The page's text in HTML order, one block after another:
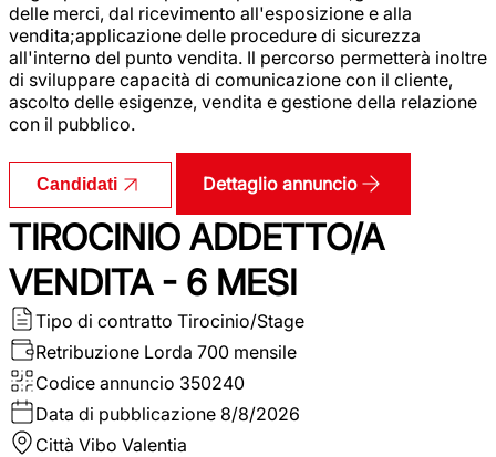
delle merci, dal ricevimento all'esposizione e alla
vendita;applicazione delle procedure di sicurezza
all'interno del punto vendita. Il percorso permetterà inoltre
di sviluppare capacità di comunicazione con il cliente,
ascolto delle esigenze, vendita e gestione della relazione
con il pubblico.
Candidati Dettaglio annuncio
TIROCINIO ADDETTO/A
VENDITA - 6 MESI
Tipo di contratto Tirocinio/Stage
Retribuzione Lorda 700 mensile
Codice annuncio 350240
Data di pubblicazione 8/8/2026
Città Vibo Valentia